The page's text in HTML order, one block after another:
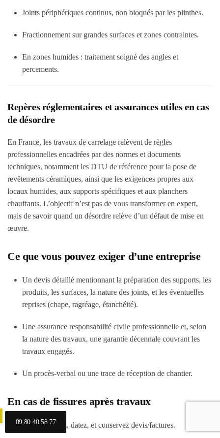
Joints périphériques continus, non bloqués par les plinthes.
Fractionnement sur grandes surfaces et zones contraintes.
En zones humides : traitement soigné des angles et
percements.
Repères réglementaires et assurances utiles en cas
de désordre
En France, les travaux de carrelage relèvent de règles
professionnelles encadrées par des normes et documents
techniques, notamment les DTU de référence pour la pose de
revêtements céramiques, ainsi que les exigences propres aux
locaux humides, aux supports spécifiques et aux planchers
chauffants. L’objectif n’est pas de vous transformer en expert,
mais de savoir quand un désordre relève d’un défaut de mise en
œuvre.
Ce que vous pouvez exiger d’une entreprise
Un devis détaillé mentionnant la préparation des supports, les
produits, les surfaces, la nature des joints, et les éventuelles
reprises (chape, ragréage, étanchéité).
Une assurance responsabilité civile professionnelle et, selon
la nature des travaux, une garantie décennale couvrant les
travaux engagés.
Un procès-verbal ou une trace de réception de chantier.
En cas de fissures après travaux
Photographiez, datez, et conservez devis/factures.
09 80 40 58 77